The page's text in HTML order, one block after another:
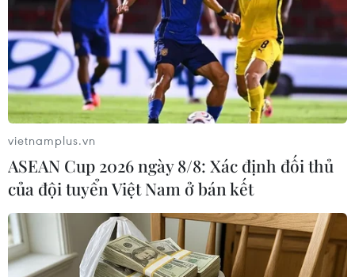
Theo dõi VietnamPlus
TIN LIÊN QUAN
vietnamplus.vn
ASEAN Cup 2026 ngày 8/8: Xác định đối thủ
của đội tuyển Việt Nam ở bán kết